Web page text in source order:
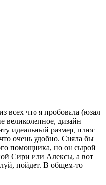
всех что я пробовала (юзал
великолепное, дизайн
идеальный размер, плюс
очень удобно. Сняла бы
помощника, но он сырой
Сири или Алексы, а вот
пойдет. В общем-то